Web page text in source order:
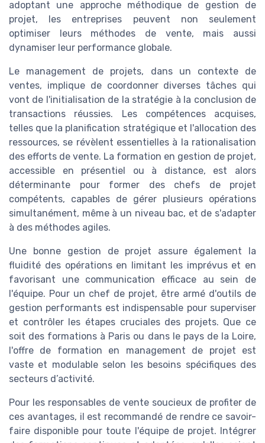
adoptant une approche méthodique de gestion de
projet, les entreprises peuvent non seulement
optimiser leurs méthodes de vente, mais aussi
dynamiser leur performance globale.
Le management de projets, dans un contexte de
ventes, implique de coordonner diverses tâches qui
vont de l'initialisation de la stratégie à la conclusion de
transactions réussies. Les compétences acquises,
telles que la planification stratégique et l'allocation des
ressources, se révèlent essentielles à la rationalisation
des efforts de vente. La formation en gestion de projet,
accessible en présentiel ou à distance, est alors
déterminante pour former des chefs de projet
compétents, capables de gérer plusieurs opérations
simultanément, même à un niveau bac, et de s'adapter
à des méthodes agiles.
Une bonne gestion de projet assure également la
fluidité des opérations en limitant les imprévus et en
favorisant une communication efficace au sein de
l'équipe. Pour un chef de projet, être armé d'outils de
gestion performants est indispensable pour superviser
et contrôler les étapes cruciales des projets. Que ce
soit des formations à Paris ou dans le pays de la Loire,
l'offre de formation en management de projet est
vaste et modulable selon les besoins spécifiques des
secteurs d’activité.
Pour les responsables de vente soucieux de profiter de
ces avantages, il est recommandé de rendre ce savoir-
faire disponible pour toute l'équipe de projet. Intégrer